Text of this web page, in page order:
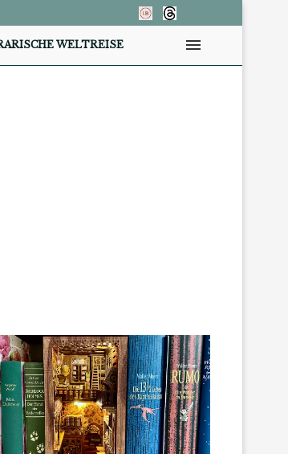
WELTREISE